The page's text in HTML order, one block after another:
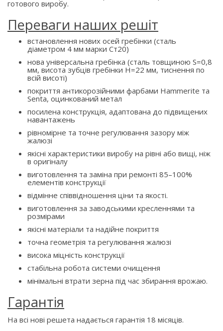
готового виробу.
Переваги наших решіт
встановлення нових осей гребінки (сталь
діаметром 4 мм марки Ст20)
нова універсальна гребінка (сталь товщиною S=0,8
мм, висота зубців гребінки H=22 мм, тиснення по
всій висоті)
покриття антикорозійними фарбами Hammerite та
Senta, оцинкований метал
посилена конструкція, адаптована до підвищених
навантажень
рівномірне та точне регулювання зазору між
жалюзі
якісні характеристики виробу на рівні або вищі, ніж
в оригіналу
виготовлення та заміна при ремонті 85–100%
елементів конструкції
відмінне співвідношення ціни та якості.
виготовлення за заводськими кресленнями та
розмірами
якісні матеріали та надійне покриття
точна геометрія та регулювання жалюзі
висока міцність конструкції
стабільна робота системи очищення
мінімальні втрати зерна під час збирання врожаю.
Гарантія
На всі нові решета надається гарантія 18 місяців.